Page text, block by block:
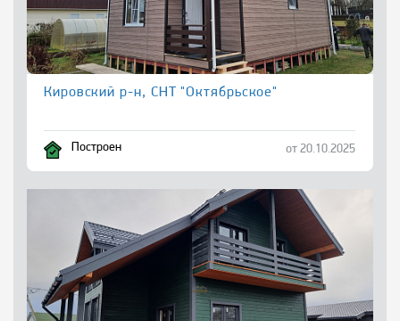
Кировский р-н, СНТ "Октябрьское"
Построен от 20.10.2025